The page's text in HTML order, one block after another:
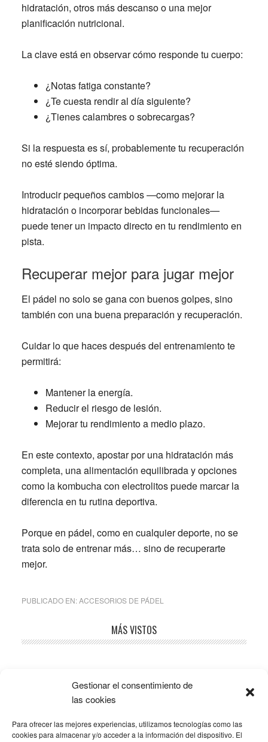
Gestionar el consentimiento de
las cookies
Para ofrecer las mejores experiencias, utilizamos tecnologías como las
cookies para almacenar y/o acceder a la información del dispositivo. El
hidratación, otros más descanso o una mejor
planificación nutricional.
La clave está en observar cómo responde tu cuerpo:
¿Notas fatiga constante?
¿Te cuesta rendir al día siguiente?
¿Tienes calambres o sobrecargas?
Si la respuesta es sí, probablemente tu recuperación
no esté siendo óptima.
Introducir pequeños cambios —como mejorar la
hidratación o incorporar bebidas funcionales—
puede tener un impacto directo en tu rendimiento en
pista.
Recuperar mejor para jugar mejor
El pádel no solo se gana con buenos golpes, sino
también con una buena preparación y recuperación.
Cuidar lo que haces después del entrenamiento te
permitirá:
Mantener la energía.
Reducir el riesgo de lesión.
Mejorar tu rendimiento a medio plazo.
En este contexto, apostar por una hidratación más
completa, una alimentación equilibrada y opciones
como la kombucha con electrolitos puede marcar la
diferencia en tu rutina deportiva.
Porque en pádel, como en cualquier deporte, no se
trata solo de entrenar más… sino de recuperarte
mejor.
PUBLICADO EN:ACCESORIOS DE PÁDEL
lateral
MÁS VISTOS
Popular Recent Comments
SOBRE LA AFILIACIÓN